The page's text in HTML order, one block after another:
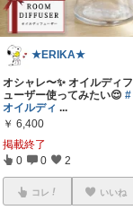
★ERIKA★
オシャレ〜✨ オイルディフ
ューザー使ってみたい😌#
オイルディ ...
￥ 6,400
掲載終了
0 0 2
コレ いいね